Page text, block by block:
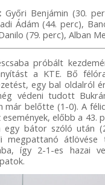
Győri Benjámin (30.
Ádám (44. perc),
(79. perc), Alban
próbált
a KTE. Bő
egy bal oldalról
védeni tudott
már belőtte (1-0). A
előbb a 43.
egy bátor szóló után
megpattanó
így 2-1-es hazai